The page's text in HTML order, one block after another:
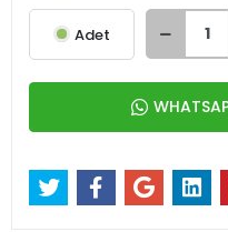
Adet